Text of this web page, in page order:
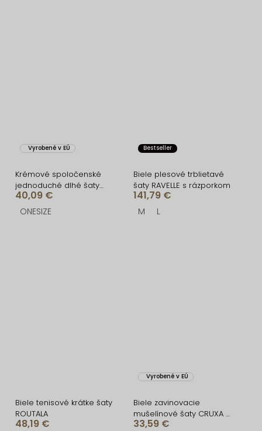
Vyrobené v EÚ
Krémové spoločenské
jednoduché dlhé šaty
TEMIRA
40,09 €
ONESIZE
Bestseller
Biele plesové trblietavé
šaty RAVELLE s rázporkom
141,79 €
M L
Biele tenisové krátke šaty
ROUTALA
48,19 €
Vyrobené v EÚ
Biele zavinovacie
mušelínové šaty CRUXA s
dlhým rukávom
33,59 €